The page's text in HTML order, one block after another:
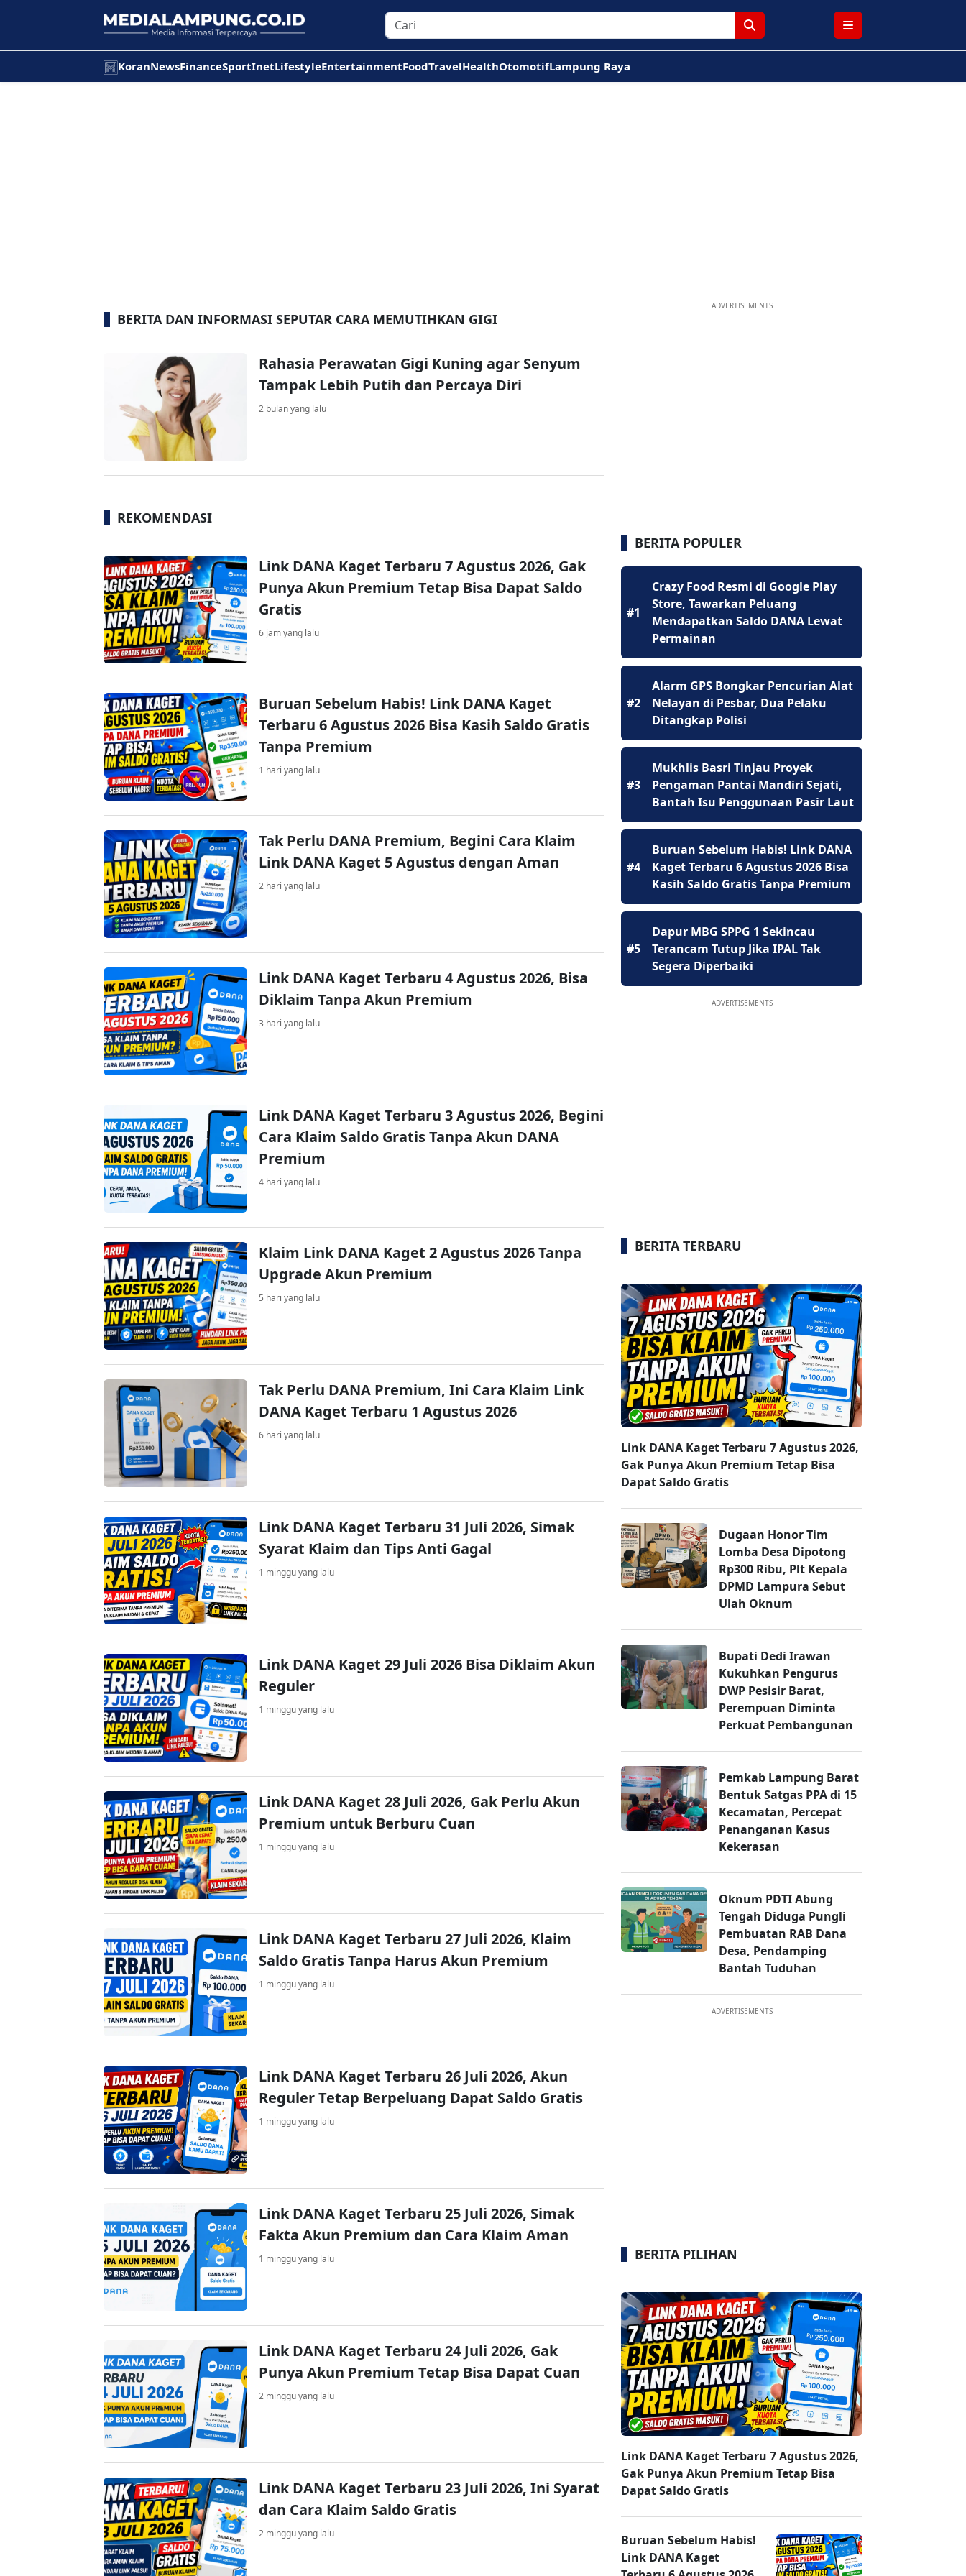
KoranNewsFinanceSportInetLifestyleEntertainmentFoodTravelHealthOtomotifLampung Raya
BERITA DAN INFORMASI SEPUTAR CARA MEMUTIHKAN GIGI
Rahasia Perawatan Gigi Kuning agar Senyum
Tampak Lebih Putih dan Percaya Diri
2 bulan yang lalu
REKOMENDASI
Link DANA Kaget Terbaru 7 Agustus 2026, Gak
Punya Akun Premium Tetap Bisa Dapat Saldo
Gratis
6 jam yang lalu
Buruan Sebelum Habis! Link DANA Kaget
Terbaru 6 Agustus 2026 Bisa Kasih Saldo Gratis
Tanpa Premium
1 hari yang lalu
Tak Perlu DANA Premium, Begini Cara Klaim
Link DANA Kaget 5 Agustus dengan Aman
2 hari yang lalu
Link DANA Kaget Terbaru 4 Agustus 2026, Bisa
Diklaim Tanpa Akun Premium
3 hari yang lalu
Link DANA Kaget Terbaru 3 Agustus 2026, Begini
Cara Klaim Saldo Gratis Tanpa Akun DANA
Premium
4 hari yang lalu
Klaim Link DANA Kaget 2 Agustus 2026 Tanpa
Upgrade Akun Premium
5 hari yang lalu
Tak Perlu DANA Premium, Ini Cara Klaim Link
DANA Kaget Terbaru 1 Agustus 2026
6 hari yang lalu
Link DANA Kaget Terbaru 31 Juli 2026, Simak
Syarat Klaim dan Tips Anti Gagal
1 minggu yang lalu
Link DANA Kaget 29 Juli 2026 Bisa Diklaim Akun
Reguler
1 minggu yang lalu
Link DANA Kaget 28 Juli 2026, Gak Perlu Akun
Premium untuk Berburu Cuan
1 minggu yang lalu
Link DANA Kaget Terbaru 27 Juli 2026, Klaim
Saldo Gratis Tanpa Harus Akun Premium
1 minggu yang lalu
Link DANA Kaget Terbaru 26 Juli 2026, Akun
Reguler Tetap Berpeluang Dapat Saldo Gratis
1 minggu yang lalu
Link DANA Kaget Terbaru 25 Juli 2026, Simak
Fakta Akun Premium dan Cara Klaim Aman
1 minggu yang lalu
Link DANA Kaget Terbaru 24 Juli 2026, Gak
Punya Akun Premium Tetap Bisa Dapat Cuan
2 minggu yang lalu
Link DANA Kaget Terbaru 23 Juli 2026, Ini Syarat
dan Cara Klaim Saldo Gratis
2 minggu yang lalu
ADVERTISEMENTS
BERITA POPULER
#1
Crazy Food Resmi di Google Play
Store, Tawarkan Peluang
Mendapatkan Saldo DANA Lewat
Permainan
#2
Alarm GPS Bongkar Pencurian Alat
Nelayan di Pesbar, Dua Pelaku
Ditangkap Polisi
#3
Mukhlis Basri Tinjau Proyek
Pengaman Pantai Mandiri Sejati,
Bantah Isu Penggunaan Pasir Laut
#4
Buruan Sebelum Habis! Link DANA
Kaget Terbaru 6 Agustus 2026 Bisa
Kasih Saldo Gratis Tanpa Premium
#5
Dapur MBG SPPG 1 Sekincau
Terancam Tutup Jika IPAL Tak
Segera Diperbaiki
ADVERTISEMENTS
BERITA TERBARU
Link DANA Kaget Terbaru 7 Agustus 2026,
Gak Punya Akun Premium Tetap Bisa
Dapat Saldo Gratis
Dugaan Honor Tim
Lomba Desa Dipotong
Rp300 Ribu, Plt Kepala
DPMD Lampura Sebut
Ulah Oknum
Bupati Dedi Irawan
Kukuhkan Pengurus
DWP Pesisir Barat,
Perempuan Diminta
Perkuat Pembangunan
Pemkab Lampung Barat
Bentuk Satgas PPA di 15
Kecamatan, Percepat
Penanganan Kasus
Kekerasan
Oknum PDTI Abung
Tengah Diduga Pungli
Pembuatan RAB Dana
Desa, Pendamping
Bantah Tuduhan
ADVERTISEMENTS
BERITA PILIHAN
Link DANA Kaget Terbaru 7 Agustus 2026,
Gak Punya Akun Premium Tetap Bisa
Dapat Saldo Gratis
Buruan Sebelum Habis!
Link DANA Kaget